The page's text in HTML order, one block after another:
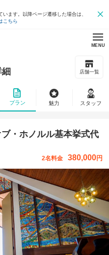
ます。以降ページ遷移した場合は、
こちら
MENU
店舗一覧
プラン 魅力 スタッフ
・ホノルル基本挙式代
2名料金 380,000円